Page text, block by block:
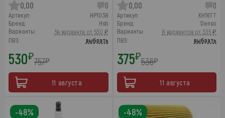
0,00
0
Артикул:
HP1038
Бренд:
Hsb
Варианты:
54 варианта от 530 ₽
ПВЗ:
выбрать
530₽757₽
11 августа
0,00
0
Артикул:
KH16TT
Бренд:
Denso
Варианты:
8 вариантов от 335 ₽
ПВЗ:
выбрать
375₽536₽
11 августа
-48% -48%